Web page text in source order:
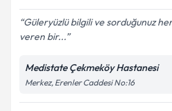
Güleryüzlü bilgili ve sorduğunuz
veren bir...
Medistate Çekmeköy Hastanesi
Merkez, Erenler Caddesi No:16